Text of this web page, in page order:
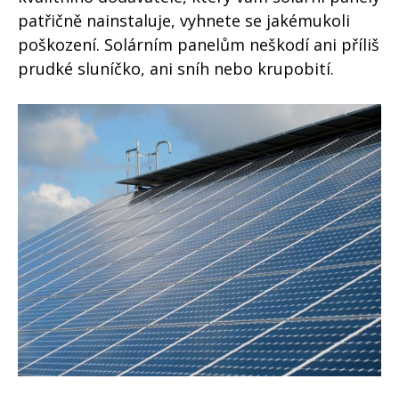
patřičně nainstaluje, vyhnete se jakémukoli
poškození. Solárním panelům neškodí ani příliš
prudké sluníčko, ani sníh nebo krupobití.